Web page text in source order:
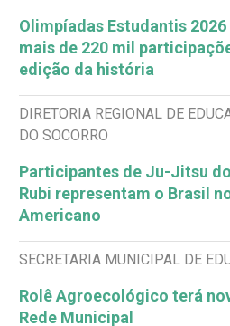
Olimpíadas Estudantis 2026
mais de 220 mil
edição da história
DIRETORIA REGIONAL DE
DO SOCORRO
Participantes de Ju-Jitsu do
Rubi representam o Brasil
Americano
SECRETARIA MUNICIPAL DE
Rolê Agroecológico terá
Rede Municipal